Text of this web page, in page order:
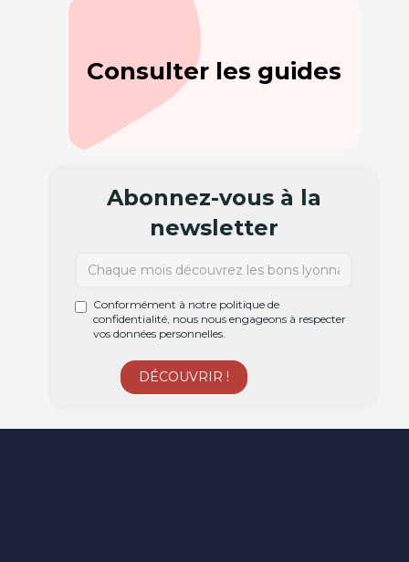
Consulter les guides
Abonnez-vous à la
newsletter
Conformément à notre politique de
confidentialité, nous nous engageons à respecter
vos données personnelles.